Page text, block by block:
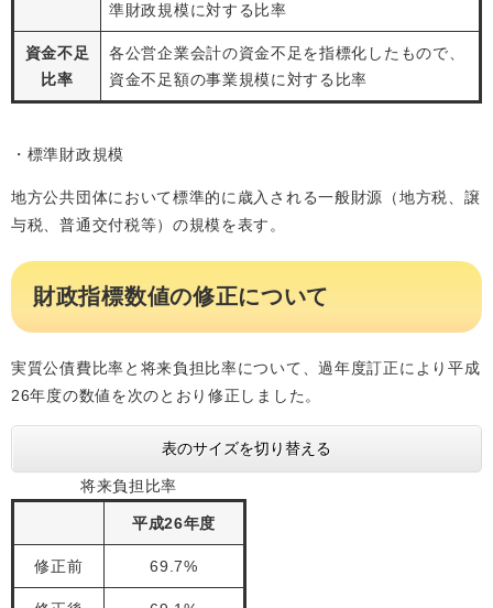
準財政規模に対する比率
資金不足
比率
各公営企業会計の資金不足を指標化したもので、
資金不足額の事業規模に対する比率
・標準財政規模
地方公共団体において標準的に歳入される一般財源（地方税、譲
与税、普通交付税等）の規模を表す。
財政指標数値の修正について
実質公債費比率と将来負担比率について、過年度訂正により平成
26年度の数値を次のとおり修正しました。
表のサイズを切り替える
将来負担比率
平成26年度
修正前 69.7%